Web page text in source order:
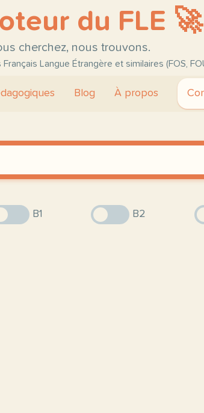
du FLE 🚀
cherchez, nous trouvons.
Langue Étrangère et similaires (FOS,
Blog À propos
B1 B2